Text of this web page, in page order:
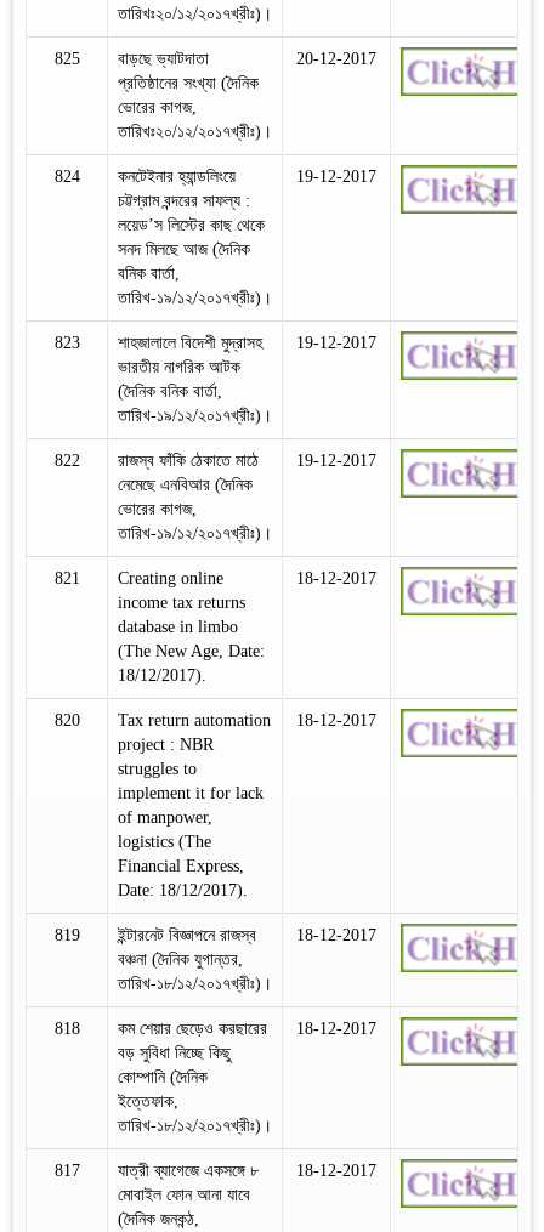
তারিখঃ২০/১২/২০১৭খ্রীঃ)।
825
বাড়ছে ভ্যাটদাতা
প্রতিষ্ঠানের সংখ্যা (দৈনিক
ভোরের কাগজ,
তারিখঃ২০/১২/২০১৭খ্রীঃ)।
20-12-2017
824
কনটেইনার হ্যান্ডলিংয়ে
চট্টগ্রাম বন্দরের সাফল্য :
লয়েড’স লিস্টের কাছ থেকে
সনদ মিলছে আজ (দৈনিক
বনিক বার্তা,
তারিখ-১৯/১২/২০১৭খ্রীঃ)।
19-12-2017
823
শাহজালালে বিদেশী মুদ্রাসহ
ভারতীয় নাগরিক আটক
(দৈনিক বনিক বার্তা,
তারিখ-১৯/১২/২০১৭খ্রীঃ)।
19-12-2017
822
রাজস্ব ফাঁকি ঠেকাতে মাঠে
নেমেছে এনবিআর (দৈনিক
ভোরের কাগজ,
তারিখ-১৯/১২/২০১৭খ্রীঃ)।
19-12-2017
821
Creating online
income tax returns
database in limbo
(The New Age, Date:
18/12/2017).
18-12-2017
820
Tax return automation
project : NBR
struggles to
implement it for lack
of manpower,
logistics (The
Financial Express,
Date: 18/12/2017).
18-12-2017
819
ইন্টারনেট বিজ্ঞাপনে রাজস্ব
বঞ্চনা (দৈনিক যুগান্তর,
তারিখ-১৮/১২/২০১৭খ্রীঃ)।
18-12-2017
818
কম শেয়ার ছেড়েও করছারের
বড় সুবিধা নিচ্ছে কিছু
কোম্পানি (দৈনিক
ইত্তেফাক,
তারিখ-১৮/১২/২০১৭খ্রীঃ)।
18-12-2017
817
যাত্রী ব্যাগেজে একসঙ্গে ৮
মোবাইল ফোন আনা যাবে
(দৈনিক জনকন্ঠ,
18-12-2017